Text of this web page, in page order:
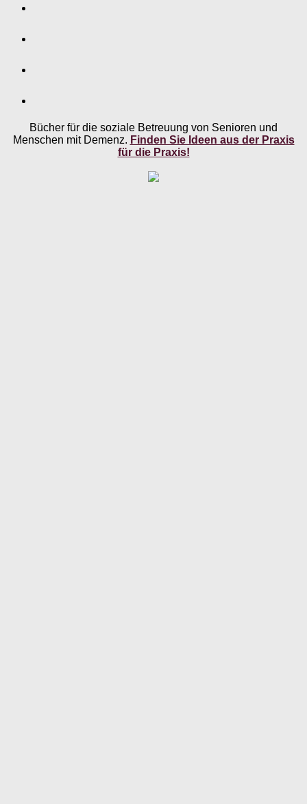
Bücher für die soziale Betreuung von Senioren und
Menschen mit Demenz. Finden Sie Ideen aus der Praxis
für die Praxis!